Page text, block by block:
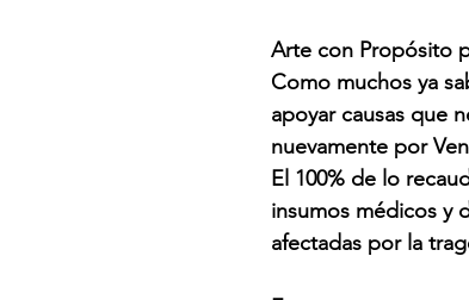
Arte con
Como muchos ya
apoyar causas que
nuevamente por
El 100% de lo
insumos médicos y
afectadas por la